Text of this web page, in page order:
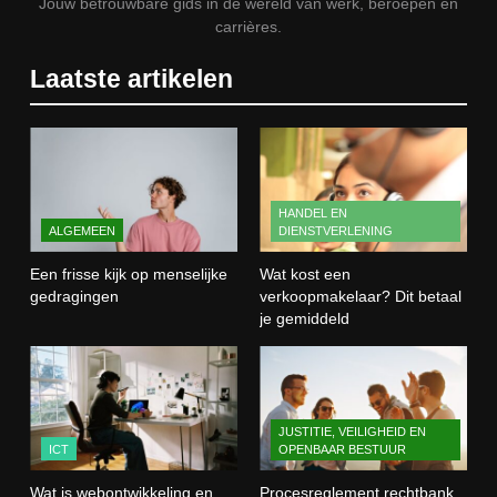
Een frisse kijk op menselijke
Wat kost een verkoopmakelaar?
HANDEL EN DIENSTVERLENING
3
Wat is webontwikkeling en hoe
werkt het in de praktijk?
ICT
carrières.
Laatste artikelen
ALGEMEEN
Een frisse kijk op menselijke
gedragingen
HANDEL EN
DIENSTVERLENING
Wat kost een
verkoopmakelaar? Dit betaal
je gemiddeld
ICT
Wat is webontwikkeling en
JUSTITIE, VEILIGHEID EN
OPENBAAR BESTUUR
Procesreglement rechtbank